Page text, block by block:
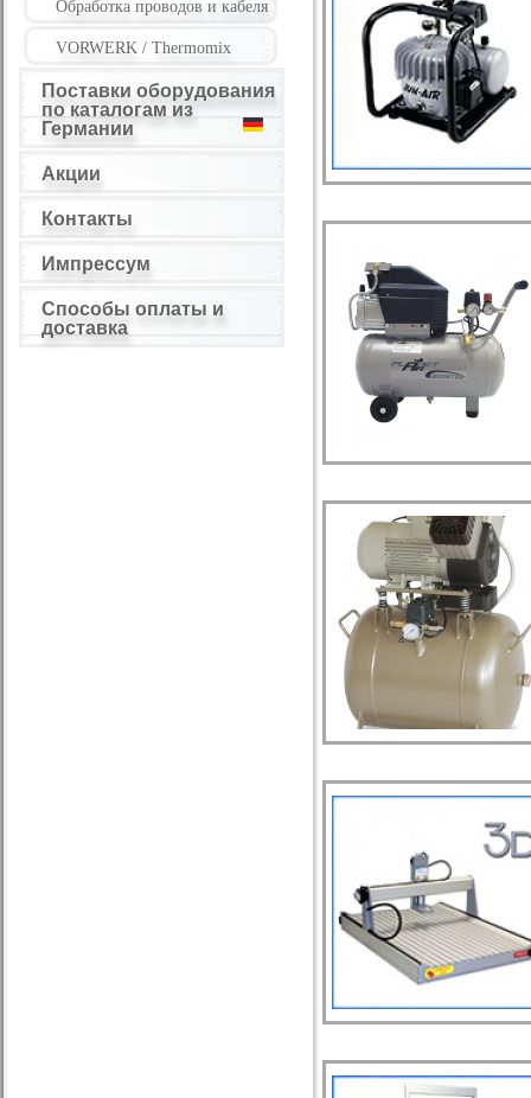
Обработка проводов и кабеля
VORWERK / Thermomix
Поставки оборудования
по каталогам из
Германии
Акции
Контакты
Импрессум
Способы оплаты и
доставка